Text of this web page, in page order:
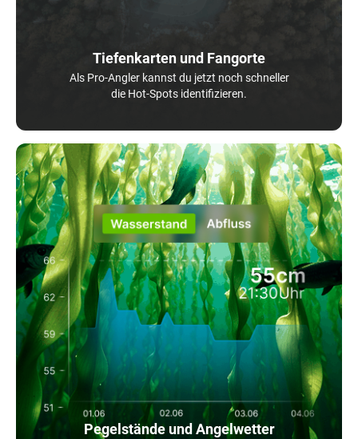
Tiefenkarten und Fangorte
Als Pro-Angler kannst du jetzt noch schneller
die Hot-Spots identifizieren.
Pegelstände und Angelwetter